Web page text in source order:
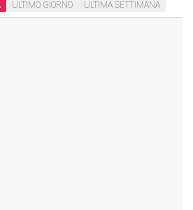
ULTIMO GIORNO ULTIMA SETTIMANA